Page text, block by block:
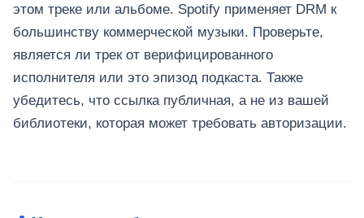
этом треке или альбоме. Spotify применяет DRM к
большинству коммерческой музыки. Проверьте,
является ли трек от верифицированного
исполнителя или это эпизод подкаста. Также
убедитесь, что ссылка публичная, а не из вашей
библиотеки, которая может требовать авторизации.